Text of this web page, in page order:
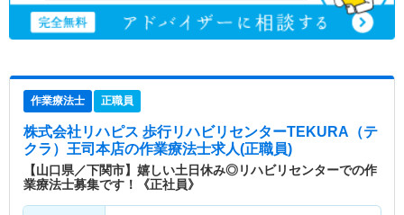
作業療法士 正職員
株式会社リハピス 歩行リハビリセンターTEKURA（テ
クラ）王司本店の作業療法士求人(正職員)
【山口県／下関市】嬉しい土日休み◎リハビリセンターでの作
業療法士募集です！《正社員》